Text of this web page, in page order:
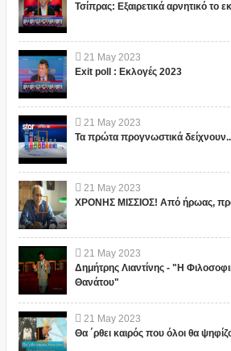
Τσίπρας: Εξαιρετικά αρνητικό το
21 May 2023
Exit poll : Εκλογές 2023
21 May 2023
Τα πρώτα προγνωστικά
21 May 2023
ΧΡΟΝΗΣ ΜΙΣΣΙΟΣ! Από ήρωας,
21 May 2023
Δημήτρης Λιαντίνης - "Η
Θανάτου"
21 May 2023
Θα ΄ρθει καιρός που όλοι θα